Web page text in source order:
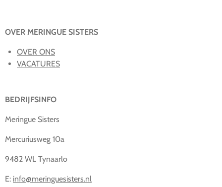
OVER MERINGUE SISTERS
OVER ONS
VACATURES
BEDRIJFSINFO
Meringue Sisters
Mercuriusweg 10a
9482 WL Tynaarlo
E: info@meringuesisters.nl